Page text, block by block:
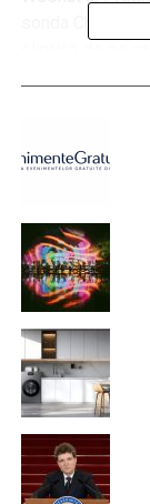
sonda
satelitului
Anterior
zborurilor a
imagini
Azi aparatul a
camerele lui.